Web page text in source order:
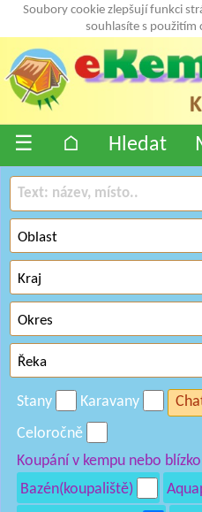
Soubory cookie zlepšují funkci
souhlasíte s použitím
☰ ⌂ Hledat
Stany Karavany
Celoročně
Koupání v kempu nebo
Bazén(koupaliště)